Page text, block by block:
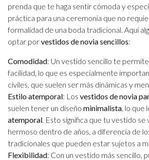
prenda que te haga sentir cómoda y
práctica para una ceremonia que no
formalidad de una boda tradicional. Aquí
optar porvestidos de novia sencillos:
Comodidad: Un vestido sencillo te
facilidad, lo que es especialmente
civiles, que suelen ser más dinámicas y
Estilo atemporal: Los vestidos de novia
suelen tener un diseño minimalista, lo que
atemporal. Esto significa que tu vestido se
hermoso dentro de años, a diferencia de
tradicionales que pueden estar sujetos a
Flexibilidad: Con un vestido más sencillo,